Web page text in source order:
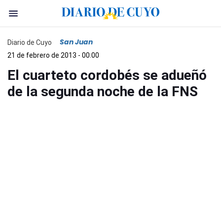
Diario de Cuyo San Juan
21 de febrero de 2013 - 00:00
El cuarteto cordobés se adueñó
de la segunda noche de la FNS